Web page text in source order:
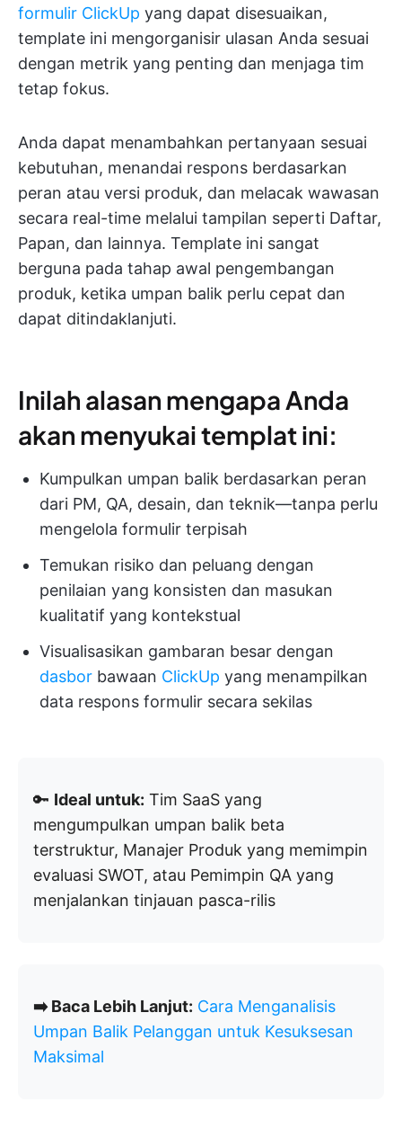
formulir ClickUp yang dapat disesuaikan,
template ini mengorganisir ulasan Anda sesuai
dengan metrik yang penting dan menjaga tim
tetap fokus.
Anda dapat menambahkan pertanyaan sesuai
kebutuhan, menandai respons berdasarkan
peran atau versi produk, dan melacak wawasan
secara real-time melalui tampilan seperti Daftar,
Papan, dan lainnya. Template ini sangat
berguna pada tahap awal pengembangan
produk, ketika umpan balik perlu cepat dan
dapat ditindaklanjuti.
Inilah alasan mengapa Anda
akan menyukai templat ini:
Kumpulkan umpan balik berdasarkan peran
dari PM, QA, desain, dan teknik—tanpa perlu
mengelola formulir terpisah
Temukan risiko dan peluang dengan
penilaian yang konsisten dan masukan
kualitatif yang kontekstual
Visualisasikan gambaran besar dengan
dasbor bawaan ClickUp yang menampilkan
data respons formulir secara sekilas
🔑 Ideal untuk: Tim SaaS yang
mengumpulkan umpan balik beta
terstruktur, Manajer Produk yang memimpin
evaluasi SWOT, atau Pemimpin QA yang
menjalankan tinjauan pasca-rilis
➡️ Baca Lebih Lanjut: Cara Menganalisis
Umpan Balik Pelanggan untuk Kesuksesan
Maksimal